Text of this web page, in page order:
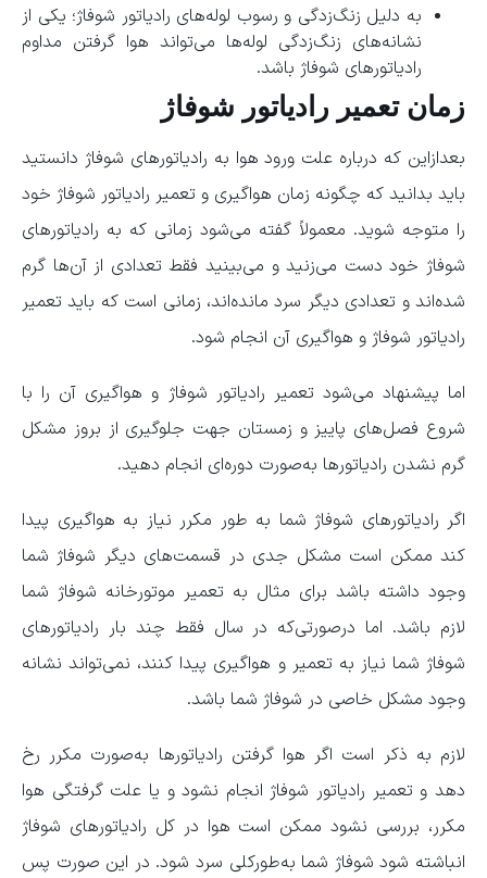
به دلیل زنگ‌زدگی و رسوب لوله‌های رادیاتور شوفاژ؛ یکی از
نشانه‌های زنگ‌زدگی لوله‌ها می‌تواند هوا گرفتن مداوم
رادیاتورهای شوفاژ باشد.
زمان تعمیر رادیاتور شوفاژ
بعدازاین که درباره علت ورود هوا به رادیاتور‌های شوفاژ دانستید
باید بدانید که چگونه زمان هواگیری و تعمیر رادیاتور شوفاژ خود
را متوجه شوید. معمولاً گفته می‌شود زمانی که به رادیاتور‌های
شوفاژ خود دست می‌زنید و می‌بینید فقط تعدادی از آن‌ها گرم
شده‌اند و تعدادی دیگر سرد مانده‌اند، زمانی است که باید تعمیر
رادیاتور شوفاژ و هواگیری آن انجام شود.
اما پیشنهاد می‌شود تعمیر رادیاتور شوفاژ و هواگیری آن را با
شروع فصل‌های پاییز و زمستان جهت جلوگیری از بروز مشکل
گرم نشدن رادیاتور‌ها به‌صورت دوره‌ای انجام دهید.
اگر رادیاتور‌های شوفاژ شما به طور مکرر نیاز به هواگیری پیدا
کند ممکن است مشکل جدی در قسمت‌های دیگر شوفاژ شما
وجود داشته باشد برای مثال به تعمیر موتورخانه شوفاژ شما
لازم باشد. اما درصورتی‌که در سال فقط چند بار رادیاتور‌های
شوفاژ شما نیاز به تعمیر و هواگیری پیدا کنند، نمی‌تواند نشانه
وجود مشکل خاصی در شوفاژ شما باشد.
لازم به ذکر است اگر هوا گرفتن رادیاتور‌ها به‌صورت مکرر رخ
دهد و تعمیر رادیاتور شوفاژ انجام نشود و یا علت گرفتگی هوا
مکرر، بررسی نشود ممکن است هوا در کل رادیاتور‌های شوفاژ
انباشته شود شوفاژ شما به‌طورکلی سرد شود. در این صورت پس